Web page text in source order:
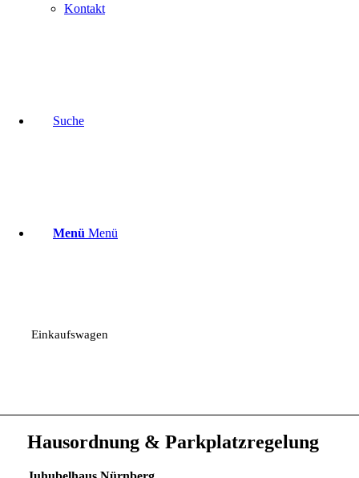
Kontakt
Suche
Menü Menü
Einkaufswagen
Hausordnung & Parkplatzregelung